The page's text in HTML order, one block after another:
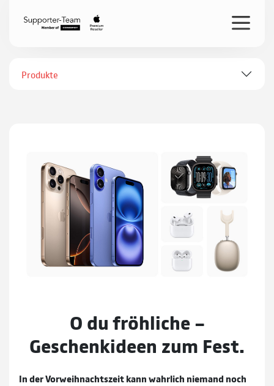
Produkte
O du fröhliche –
Geschenkideen zum Fest.
In der Vorweihnachtszeit kann wahrlich niemand noch